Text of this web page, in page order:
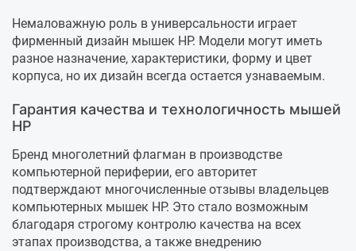
Немаловажную роль в универсальности играет
фирменный дизайн мышек HP. Модели могут иметь
разное назначение, характеристики, форму и цвет
корпуса, но их дизайн всегда остается узнаваемым.
Гарантия качества и технологичность мышей
HP
Бренд многолетний флагман в производстве
компьютерной периферии, его авторитет
подтверждают многочисленные отзывы владельцев
компьютерных мышек HP. Это стало возможным
благодаря строгому контролю качества на всех
этапах производства, а также внедрению